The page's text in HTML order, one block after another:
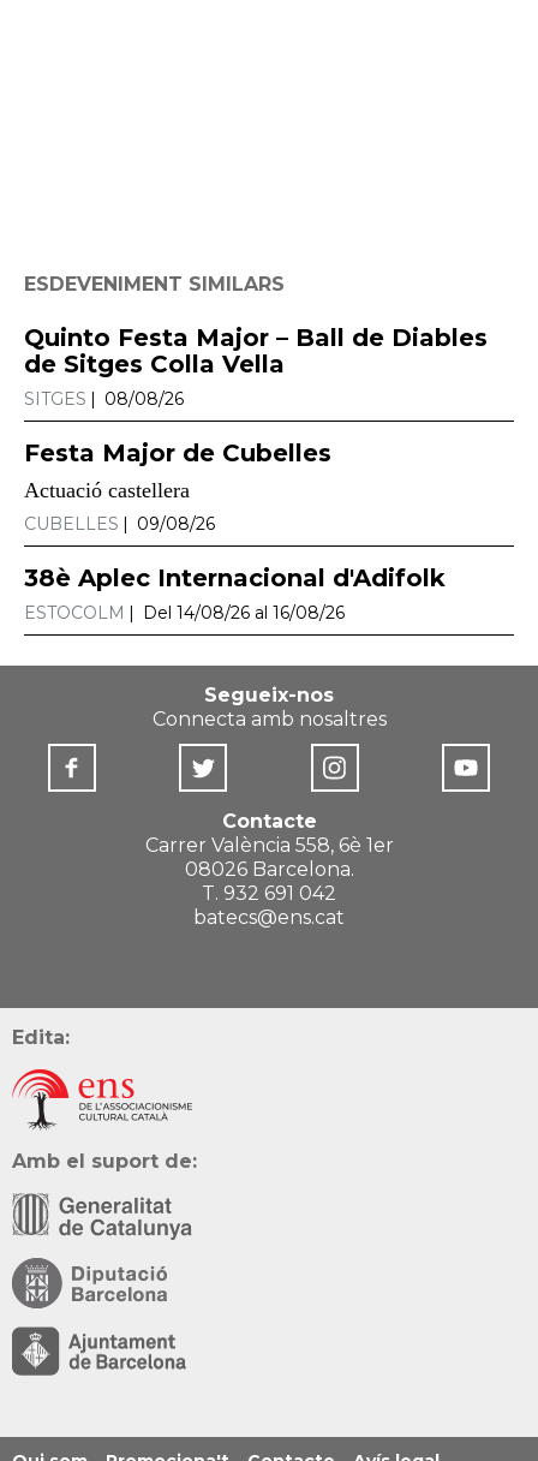
ESDEVENIMENT SIMILARS
Quinto Festa Major – Ball de Diables
de Sitges Colla Vella
SITGES 08/08/26
Festa Major de Cubelles
Actuació castellera
CUBELLES 09/08/26
38è Aplec Internacional d'Adifolk
ESTOCOLM Del 14/08/26 al 16/08/26
Segueix-nos
Connecta amb nosaltres
Contacte
Carrer València 558, 6è 1er
08026 Barcelona.
T. 932 691 042
batecs@ens.cat
Edita:
Amb el suport de: